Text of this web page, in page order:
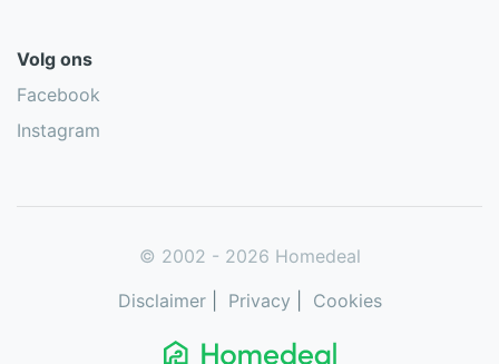
Volg ons
Facebook
Instagram
© 2002 - 2026 Homedeal
Disclaimer| Privacy Cookies